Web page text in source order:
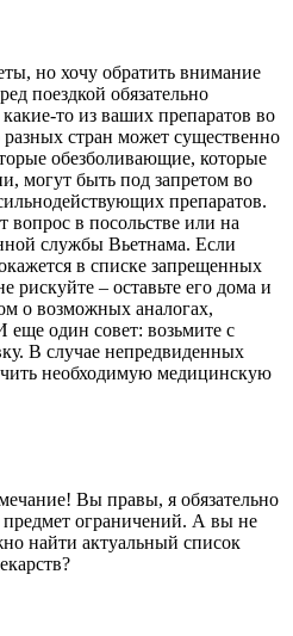
но хочу обратить внимание
поездкой обязательно
то из ваших препаратов во
разных стран может существенно
обезболивающие, которые
могут быть под запретом во
препаратов.
вопрос в посольстве или на
службы Вьетнама. Если
в списке запрещенных
рискуйте – оставьте его дома и
о возможных аналогах,
один совет: возьмите с
В случае непредвиденных
необходимую медицинскую
Вы правы, я обязательно
ограничений. А вы не
найти актуальный список